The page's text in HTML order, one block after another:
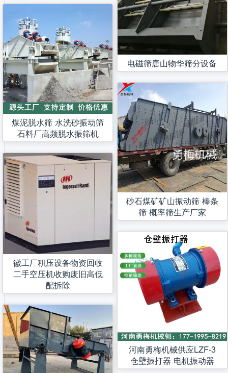
煤泥脱水筛 水洗砂振动筛
石料厂高频脱水振筛机
徽工厂积压设备物资回收
二手空压机收购废旧高低
配拆除
电磁筛唐山物华筛分设备
砂石煤矿矿山振动筛 棒条
筛 概率筛生产厂家
河南勇梅机械供应LZF-3
仓壁振打器 电机振动器